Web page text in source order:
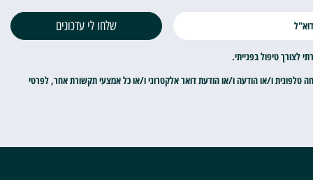
לצורך טיפול בפנייתי.
טלפונית ו/או הודעה ו/או הודעת דואר אלקטרוני ו/או כל אמצעי תקשורת אחר, לפרטי
שלחו לי עדכונים